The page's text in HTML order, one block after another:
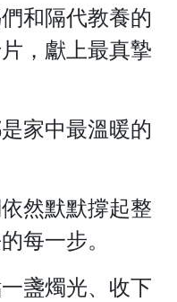
和隔代教養的
，獻上最真摯
家中最溫暖的
然默默撐起整
每一步。
盞燭光、收下